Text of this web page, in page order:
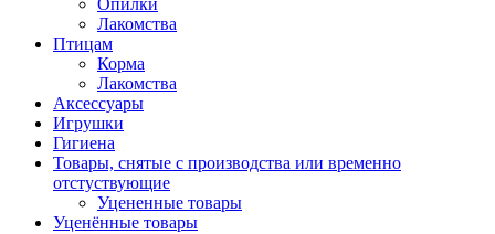
Опилки
Лакомства
Птицам
Корма
Лакомства
Аксессуары
Игрушки
Гигиена
Товары, снятые с производства или временно
отстуствующие
Уцененные товары
Уценённые товары